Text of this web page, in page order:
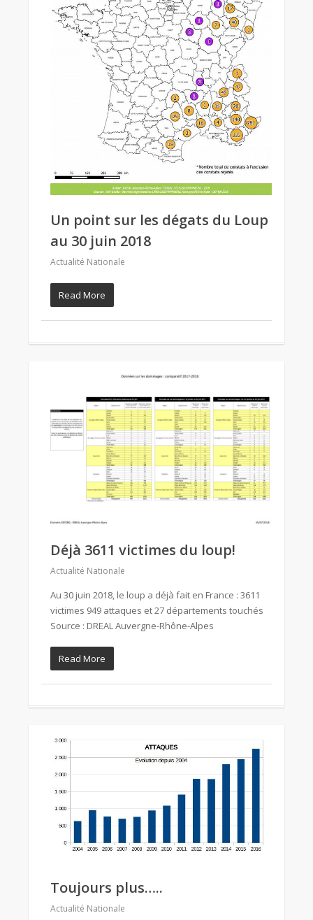
Un point sur les dégats du Loup
au 30 juin 2018
Actualité Nationale
Read More
Déjà 3611 victimes du loup!
Actualité Nationale
Au 30 juin 2018, le loup a déjà fait en France : 3611
victimes 949 attaques et 27 départements touchés
Source : DREAL Auvergne-Rhône-Alpes
Read More
Toujours plus…..
Actualité Nationale